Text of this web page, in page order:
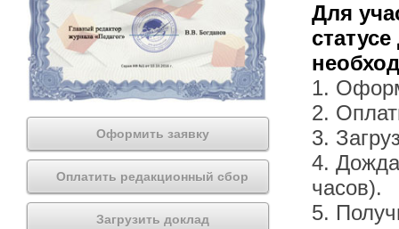
Оформить заявку
Оплатить редакционный сбор
Загрузить доклад
Для
1.
2.
3.
4.
часов).
5.